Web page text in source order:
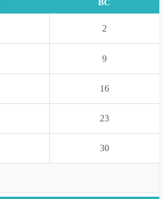
ВС
2
9
16
23
30